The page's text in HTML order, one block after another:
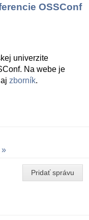
OSSConf
univerzite
Na webe je
zborník.
Pridať správu